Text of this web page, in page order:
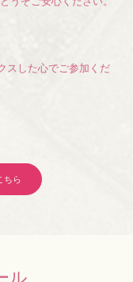
スした心でご参加くだ
ちら
ル